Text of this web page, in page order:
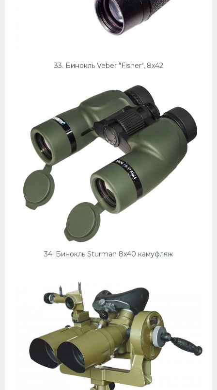
33. Бинокль Veber "Fisher", 8x42
34. Бинокль Sturman 8x40 камуфляж